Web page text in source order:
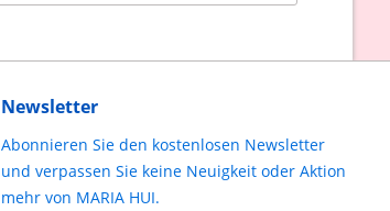
Newsletter
Abonnieren Sie den kostenlosen Newsletter
und verpassen Sie keine Neuigkeit oder Aktion
mehr von MARIA HUI.